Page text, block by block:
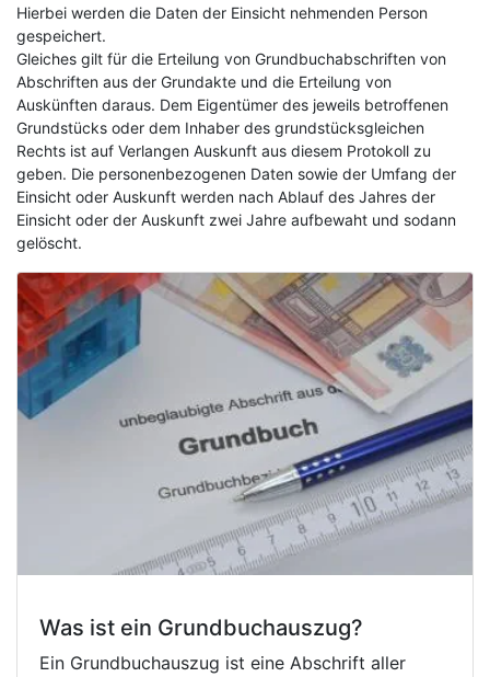
Hierbei werden die Daten der Einsicht nehmenden Person
gespeichert.
Gleiches gilt für die Erteilung von Grundbuchabschriften von
Abschriften aus der Grundakte und die Erteilung von
Auskünften daraus. Dem Eigentümer des jeweils betroffenen
Grundstücks oder dem Inhaber des grundstücksgleichen
Rechts ist auf Verlangen Auskunft aus diesem Protokoll zu
geben. Die personenbezogenen Daten sowie der Umfang der
Einsicht oder Auskunft werden nach Ablauf des Jahres der
Einsicht oder der Auskunft zwei Jahre aufbewaht und sodann
gelöscht.
Was ist ein Grundbuchauszug?
Ein Grundbuchauszug ist eine Abschrift aller